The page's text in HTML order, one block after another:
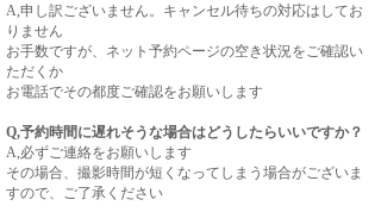
A,申し訳ございません。キャンセル待ちの対応はしてお
りません
お手数ですが、ネット予約ページの空き状況をご確認い
ただくか
お電話でその都度ご確認をお願いします
Q,予約時間に遅れそうな場合はどうしたらいいですか？
A,必ずご連絡をお願いします
その場合、撮影時間が短くなってしまう場合がございま
すので、 ご了承ください